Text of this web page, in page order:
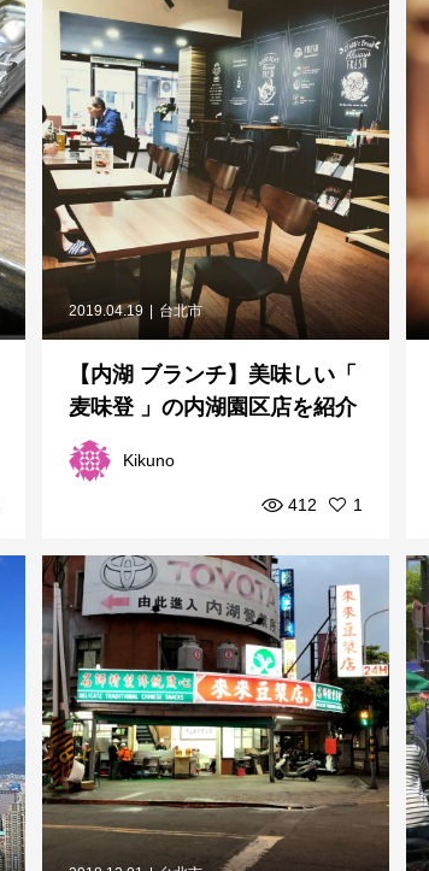
2019.04.19 台北市
【内湖 ブランチ】美味しい「
麦味登 」の内湖園区店を紹介
Kikuno
412 1